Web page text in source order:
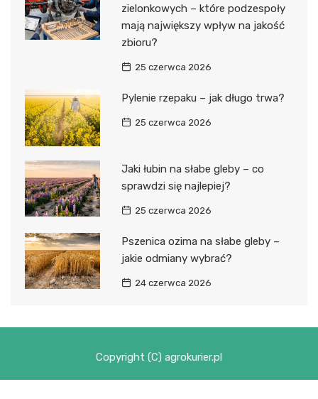
zielonkowych – które podzespoły
mają największy wpływ na jakość
zbioru?
25 czerwca 2026
Pylenie rzepaku – jak długo trwa?
25 czerwca 2026
Jaki łubin na słabe gleby – co
sprawdzi się najlepiej?
25 czerwca 2026
Pszenica ozima na słabe gleby –
jakie odmiany wybrać?
24 czerwca 2026
Copyright (C) agrokurier.pl